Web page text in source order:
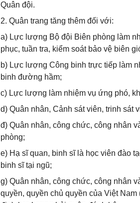
Quân đội.
2. Quân trang tăng thêm đối với:
a) Lực lượng Bộ đội Biên phòng làm
phục, tuần tra, kiểm soát bảo vệ biên
b) Lực lượng Công binh trực tiếp làm
binh đường hầm;
c) Lực lượng làm nhiệm vụ ứng phó,
d) Quân nhân, Cảnh sát viên, trinh sát
đ) Quân nhân, công chức, công nhân
phòng;
e) Hạ sĩ quan, binh sĩ là học viên đào
binh sĩ tại ngũ;
g) Quân nhân, công chức, công nhân
quyền, quyền chủ quyền của Việt